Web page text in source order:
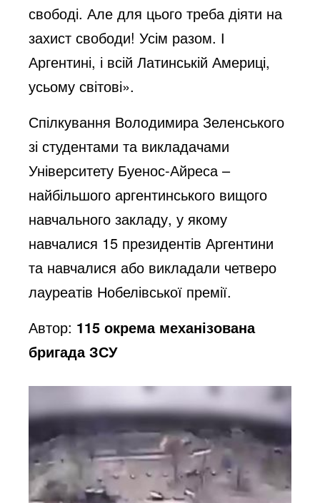
свободі. Але для цього треба діяти на
захист свободи! Усім разом. І
Аргентині, і всій Латинській Америці,
усьому світові».
Спілкування Володимира Зеленського
зі студентами та викладачами
Університету Буенос-Айреса –
найбільшого аргентинського вищого
навчального закладу, у якому
навчалися 15 президентів Аргентини
та навчалися або викладали четверо
лауреатів Нобелівської премії.
Автор: 115 окрема механізована
бригада ЗСУ